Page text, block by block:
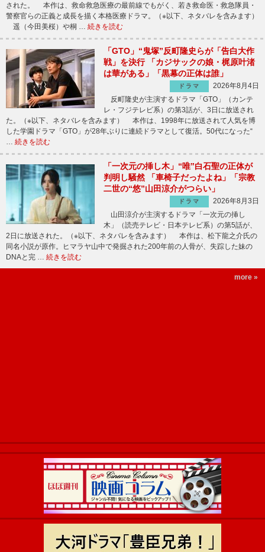
された。 本作は、救命救急医療の最前線でもがく、若き救命医・救急隊員・
警察官らの正義と成長を描く本格医療ドラマ。（※以下、ネタバレを含みます）
遥（今田美桜）や桐 … 続きを読む
「GTO」“鬼塚”反町隆史らが「告白大作
戦」を決行 「カジサックの娘・梶原叶渚
は華がある」「黒幕の正体は誰」
ドラマ
2026年8月4日
反町隆史が主演するドラマ「GTO」（カンテ
レ・フジテレビ系）の第3話が、3日に放送され
た。（※以下、ネタバレを含みます） 本作は、1998年に放送されて人気を博
した学園ドラマ「GTO」が28年ぶりに連続ドラマとして復活。50代になった“
続きを読む
「一次元の挿し木」“唯”白石聖の正体が
判明し騒然 「車椅子だったよね」「宗教
二世の“悠”山田涼介がつらい」
ドラマ
2026年8月3日
山田涼介が主演するドラマ「一次元の挿し
木」（読売テレビ・日本テレビ系）の第5話が、
2日に放送された。（※以下、ネタバレを含みます） 本作は、松下龍之介氏の
同名小説が原作。ヒマラヤ山中で発掘された200年前の人骨が、失踪した妹の
DNAと完 … 続きを読む
more »